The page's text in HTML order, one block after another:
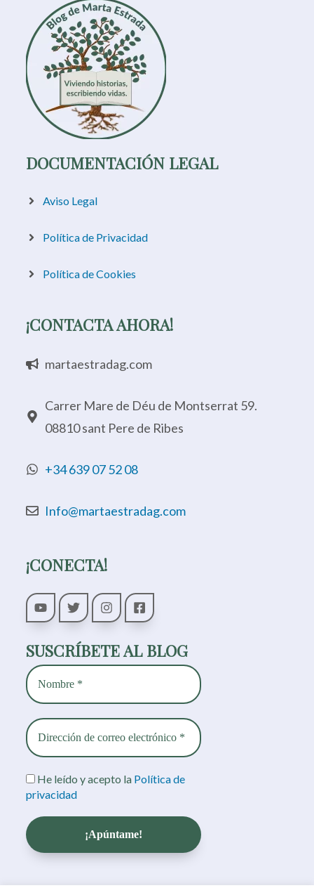
DOCUMENTACIÓN LEGAL
Aviso Legal
Política de Privacidad
Política de Cookies
¡CONTACTA AHORA!
martaestradag.com
Carrer Mare de Déu de Montserrat 59.
08810 sant Pere de Ribes
+34 639 07 52 08
Info@martaestradag.com
¡CONECTA!
SUSCRÍBETE AL BLOG
He leído y acepto la Política de
privacidad